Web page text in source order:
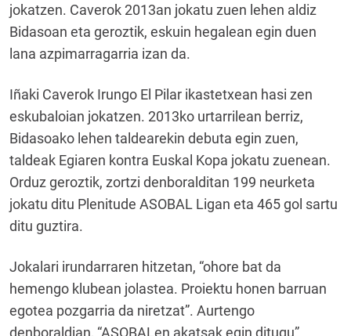
jokatzen. Caverok 2013an jokatu zuen lehen aldiz
Bidasoan eta geroztik, eskuin hegalean egin duen
lana azpimarragarria izan da.
Iñaki Caverok Irungo El Pilar ikastetxean hasi zen
eskubaloian jokatzen. 2013ko urtarrilean berriz,
Bidasoako lehen taldearekin debuta egin zuen,
taldeak Egiaren kontra Euskal Kopa jokatu zuenean.
Orduz geroztik, zortzi denboralditan 199 neurketa
jokatu ditu Plenitude ASOBAL Ligan eta 465 gol sartu
ditu guztira.
Jokalari irundarraren hitzetan, “ohore bat da
hemengo klubean jolastea. Proiektu honen barruan
egotea pozgarria da niretzat”. Aurtengo
denboraldian, “ASOBALen akatsak egin ditugu”